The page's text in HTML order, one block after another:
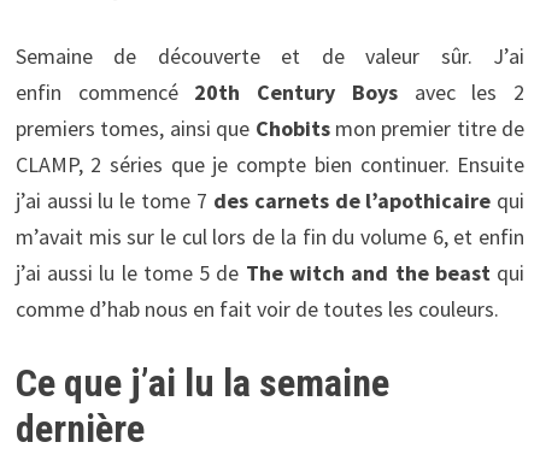
Semaine de découverte et de valeur sûr. J’ai
enfin commencé 20th Century Boysavec les 2
premiers tomes, ainsi que Chobits mon premier titre de
CLAMP, 2 séries que je compte bien continuer. Ensuite
j’ai aussi lu le tome 7 des carnets de l’apothicaire qui
m’avait mis sur le cul lors de la fin du volume 6, et enfin
j’ai aussi lu le tome 5 de The witch and the beastqui
comme d’hab nous en fait voir de toutes les couleurs.
Ce que j’ai lu la semaine
dernière